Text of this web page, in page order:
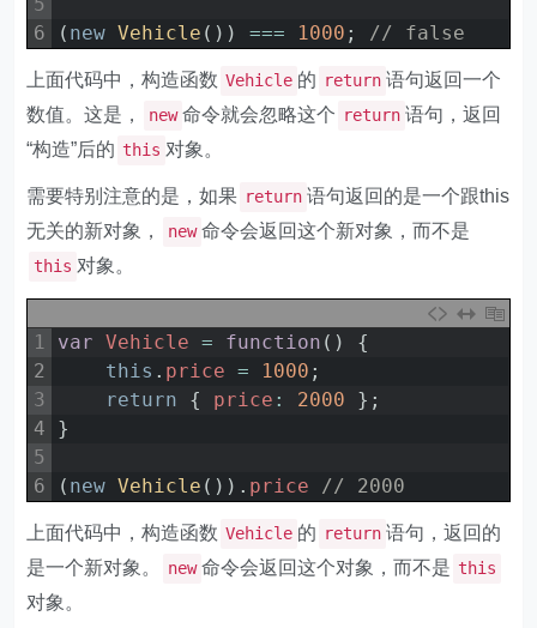
6
( new Vehicle ( ) ) === 1000 ; // false
上面代码中，构造函数 Vehicle 的 return 语句返回一个
数值。这是，
new 命令就会忽略这个 return 语句，返回
“构造”后的 this 对象。
需要特别注意的是，如果 return 语句返回的是一个跟this
无关的新对象，
new 命令会返回这个新对象，而不是
this 对象。
1
2
3
4
5
6
var Vehicle = function ( )
{
this . price = 1000 ;
return
{ price : 2000 } ;
}
( new Vehicle ( ) ) . price // 2000
上面代码中，构造函数 Vehicle 的 return 语句，返回的
是一个新对象。
new 命令会返回这个对象，而不是 this
对象。